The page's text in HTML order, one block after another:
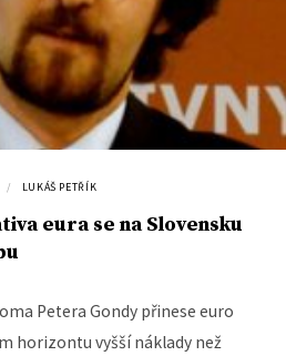
LUKÁŠ PETŘÍK
eura se na Slovensku
Petera Gondy přinese euro
horizontu vyšší náklady než